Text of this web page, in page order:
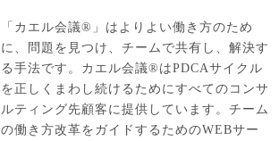
「カエル会議®」はよりよい働き方のため
に、問題を見つけ、チームで共有し、解決す
る手法です。カエル会議®はPDCAサイクル
を正しくまわし続けるためにすべてのコンサ
ルティング先顧客に提供しています。チーム
の働き方改革をガイドするためのWEBサー